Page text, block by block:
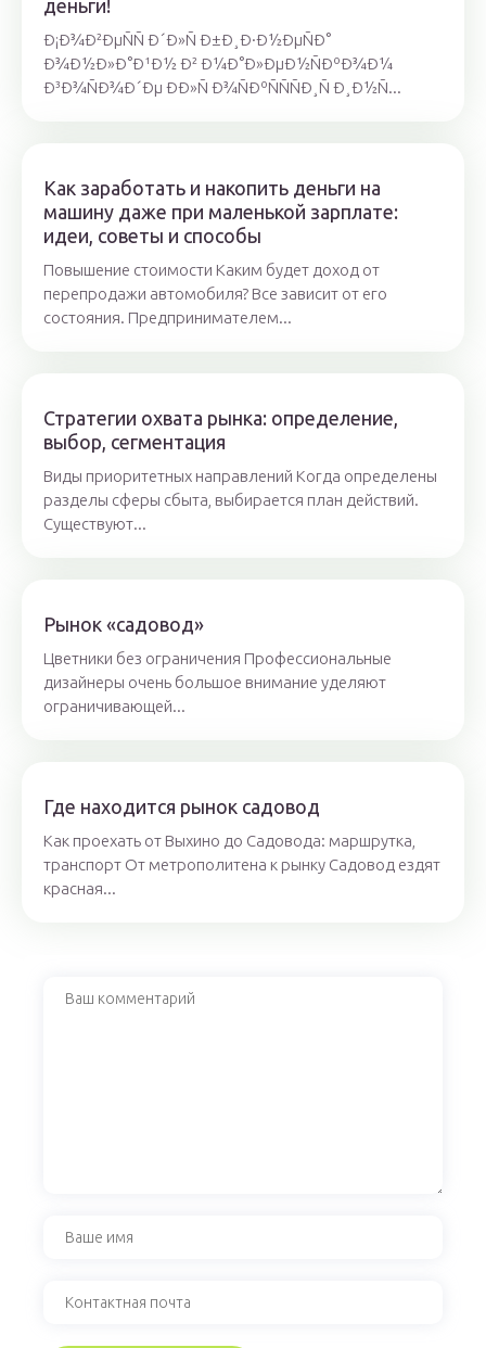
деньги!
Ð¡Ð¾Ð²ÐµÑÑ Ð´Ð»Ñ Ð±Ð¸Ð·Ð½ÐµÑÐ°
Ð¾Ð½Ð»Ð°Ð¹Ð½ Ð² Ð¼Ð°Ð»ÐµÐ½ÑÐºÐ¾Ð¼
Ð³Ð¾ÑÐ¾Ð´Ðµ ÐÐ»Ñ Ð¾ÑÐºÑÑÑÐ¸Ñ Ð¸Ð½Ñ...
Как заработать и накопить деньги на
машину даже при маленькой зарплате:
идеи, советы и способы
Повышение стоимости Каким будет доход от
перепродажи автомобиля? Все зависит от его
состояния. Предпринимателем...
Стратегии охвата рынка: определение,
выбор, сегментация
Виды приоритетных направлений Когда определены
разделы сферы сбыта, выбирается план действий.
Существуют...
Рынок «садовод»
Цветники без ограничения Профессиональные
дизайнеры очень большое внимание уделяют
ограничивающей...
Где находится рынок садовод
Как проехать от Выхино до Садовода: маршрутка,
транспорт От метрополитена к рынку Садовод ездят
красная...